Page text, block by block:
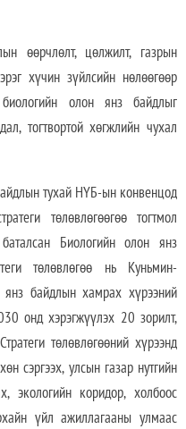
өөрчлөлт, цөлжилт, газрын
хүчин зүйлсийн нөлөөгөөр
олон янз байдлыг
тогтвортой хөгжлийн чухал
тухай НҮБ-ын конвенцод
төлөвлөгөөгөө тогтмол
Биологийн олон янз
төлөвлөгөө нь Куньмин-
байдлын хамрах хүрээний
онд хэрэгжүүлэх 20 зорилт,
төлөвлөгөөний хүрээнд
сэргээх, улсын газар нутгийн
экологийн коридор, холбоос
үйл ажиллагааны улмаас